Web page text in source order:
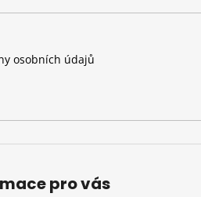
osobních údajů
pro vás